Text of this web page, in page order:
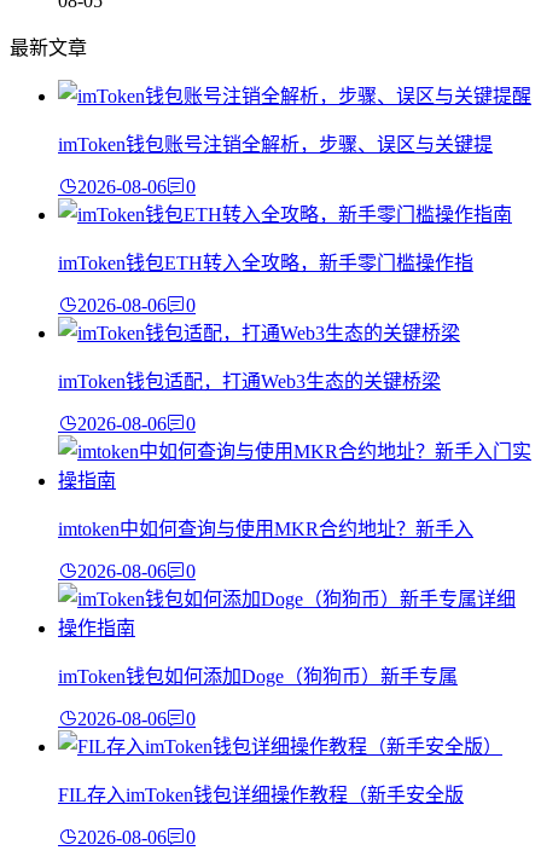
最新文章
imToken钱包账号注销全解析，步骤、误区与关键提
2026-08-06 0
imToken钱包ETH转入全攻略，新手零门槛操作指
2026-08-06 0
imToken钱包适配，打通Web3生态的关键桥梁
2026-08-06 0
imtoken中如何查询与使用MKR合约地址？新手入
2026-08-06 0
imToken钱包如何添加Doge（狗狗币）新手专属
2026-08-06 0
FIL存入imToken钱包详细操作教程（新手安全版
2026-08-06 0